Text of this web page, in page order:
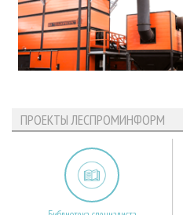
ПРОЕКТЫ ЛЕСПРОМИНФОРМ